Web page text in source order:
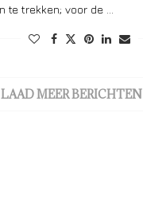
te trekken; voor de …
LAAD MEER BERICHTEN